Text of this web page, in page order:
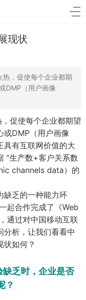
现状
热，促使每个企业都期
DMP（用户画像
促使每个企业都期望
或DMP（用户画像
具有互联网价值的大
“生产数+客户关系数
channels data）的
缺乏的一种能力环
起合作完成了《Web
通过对中国移动互联
分析，让我们看看中
状如何？
乏时，企业是否
？